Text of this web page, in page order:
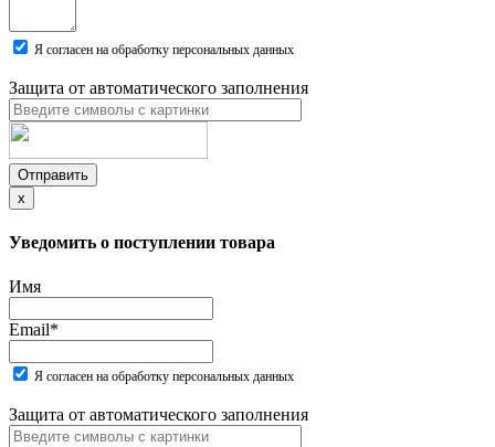
Я согласен на обработку персональных данных
Защита от автоматического заполнения
Отправить
x
Уведомить о поступлении товара
Имя
Email*
Я согласен на обработку персональных данных
Защита от автоматического заполнения